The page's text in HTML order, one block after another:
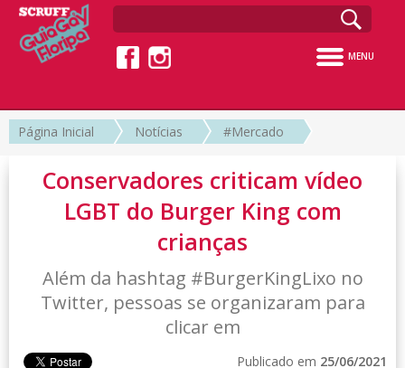
MENU
Página Inicial Notícias #Mercado
Conservadores criticam vídeo
LGBT do Burger King com
crianças
Além da hashtag #BurgerKingLixo no
Twitter, pessoas se organizaram para
clicar em
Publicado em 25/06/2021